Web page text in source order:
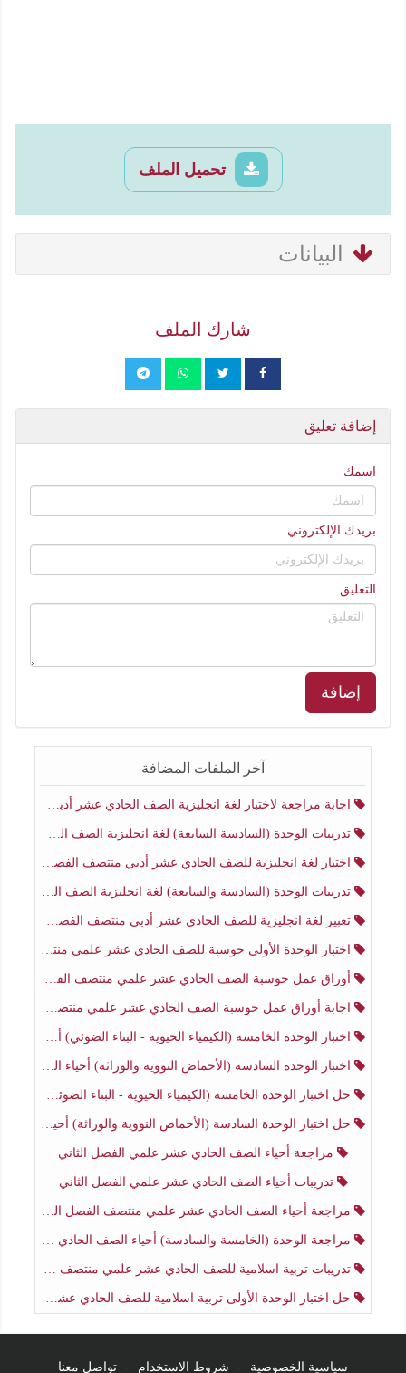
تحميل الملف
البيانات
شارك الملف
إضافة تعليق
اسمك
بريدك الإلكتروني
التعليق
إضافة
آخر الملفات المضافة
اجابة مراجعة لاختبار لغة انجليزية الصف الحادي عشر أدبي منتصف الفصل الثاني
تدريبات الوحدة (السادسة السابعة) لغة انجليزية الصف الحادي عشر أدبي منتصف الفصل الثاني
اختبار لغة انجليزية للصف الحادي عشر أدبي منتصف الفصل الثاني
تدريبات الوحدة (السادسة والسابعة) لغة انجليزية الصف الحادي عشر أدبي الفصل الثاني
تعبير لغة انجليزية للصف الحادي عشر أدبي منتصف الفصل الثاني
اختبار الوحدة الأولى حوسبة للصف الحادي عشر علمي منتصف الفصل الثاني
أوراق عمل حوسبة الصف الحادي عشر علمي منتصف الفصل الثاني
اجابة أوراق عمل حوسبة الصف الحادي عشر علمي منتصف الفصل الثاني
اختبار الوحدة الخامسة (الكيمياء الحيوية - البناء الضوئي) أحياء الصف الحادي عشر علمي الفصل الثاني
اختبار الوحدة السادسة (الأحماض النووية والوراثة) أحياء الصف الحادي عشر علمي منتصف الفصل الثاني
حل اختبار الوحدة الخامسة (الكيمياء الحيوية - البناء الضوئي) أحياء الصف الحادي عشر علمي الفصل الثاني
حل اختبار الوحدة السادسة (الأحماض النووية والوراثة) أحياء الصف الحادي عشر علمي منتصف الفصل الثاني
مراجعة أحياء الصف الحادي عشر علمي الفصل الثاني
تدريبات أحياء الصف الحادي عشر علمي الفصل الثاني
مراجعة أحياء الصف الحادي عشر علمي منتصف الفصل الثاني
مراجعة الوحدة (الخامسة والسادسة) أحياء الصف الحادي عشر علمي منتصف الفصل الثاني
تدريبات تربية اسلامية للصف الحادي عشر علمي منتصف الفصل الثاني
حل اختبار الوحدة الأولى تربية اسلامية للصف الحادي عشر علمي منتصف الفصل الثاني
سياسية الخصوصية - شروط الاستخدام - تواصل معنا